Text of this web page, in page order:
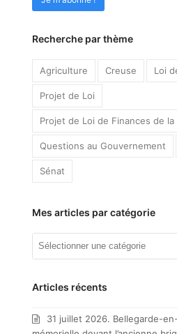
Recherche par thème
Agriculture Creuse Loi
Projet de Loi
Projet de Loi de Finances de
Questions au Gouvernement
Sénat
Mes articles par catégorie
Mes
catégorie
Articles récents
31 juillet 2026. Bellegarde-